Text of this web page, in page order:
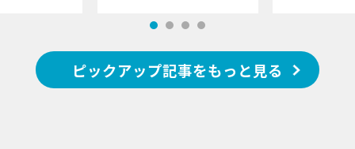
ピックアップ記事をもっと見る